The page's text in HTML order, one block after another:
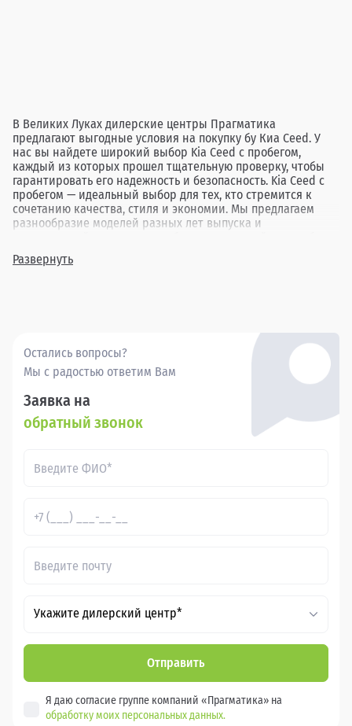
В Великих Луках дилерские центры Прагматика
предлагают выгодные условия на покупку бу Киа Ceed. У
нас вы найдете широкий выбор Kia Ceed с пробегом,
каждый из которых прошел тщательную проверку, чтобы
гарантировать его надежность и безопасность. Kia Ceed с
пробегом — идеальный выбор для тех, кто стремится к
сочетанию качества, стиля и экономии. Мы предлагаем
разнообразие моделей разных лет выпуска и
под любые потребности. Покупая бу Киа Ceed в Великих
Луках через Прагматика, вы получаете надежный
Развернуть
Остались вопросы?
Мы с радостью ответим Вам
Заявка на
обратный звонок
Укажите дилерский центр*
Отправить
Я даю согласие группе компаний «Прагматика» на
обработку моих персональных данных.